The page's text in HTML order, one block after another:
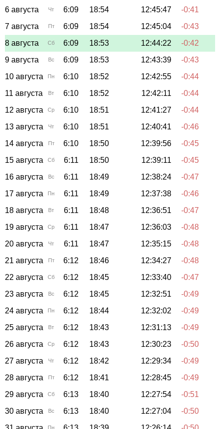
6 августа
Чт 6:09 18:54 12:45:47
-0:41
7 августа
Пт 6:09 18:54 12:45:04
-0:43
8 августа
Сб 6:09 18:53 12:44:22
-0:42
9 августа
Вс 6:09 18:53 12:43:39
-0:43
10 августа
Пн 6:10 18:52 12:42:55
-0:44
11 августа
Вт 6:10 18:52 12:42:11
-0:44
12 августа
Ср 6:10 18:51 12:41:27
-0:44
13 августа
Чт 6:10 18:51 12:40:41
-0:46
14 августа
Пт 6:10 18:50 12:39:56
-0:45
15 августа
Сб 6:11 18:50 12:39:11
-0:45
16 августа
Вс 6:11 18:49 12:38:24
-0:47
17 августа
Пн 6:11 18:49 12:37:38
-0:46
18 августа
Вт 6:11 18:48 12:36:51
-0:47
19 августа
Ср 6:11 18:47 12:36:03
-0:48
20 августа
Чт 6:11 18:47 12:35:15
-0:48
21 августа
Пт 6:12 18:46 12:34:27
-0:48
22 августа
Сб 6:12 18:45 12:33:40
-0:47
23 августа
Вс 6:12 18:45 12:32:51
-0:49
24 августа
Пн 6:12 18:44 12:32:02
-0:49
25 августа
Вт 6:12 18:43 12:31:13
-0:49
26 августа
Ср 6:12 18:43 12:30:23
-0:50
27 августа
Чт 6:12 18:42 12:29:34
-0:49
28 августа
Пт 6:12 18:41 12:28:45
-0:49
29 августа
Сб 6:13 18:40 12:27:54
-0:51
30 августа
Вс 6:13 18:40 12:27:04
-0:50
Пн